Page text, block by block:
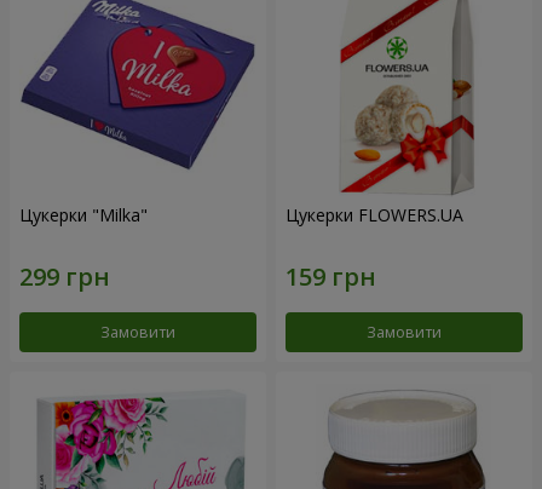
Цукерки "Milka"
Замовити
Цукерки FLOWERS.UA
Замовити